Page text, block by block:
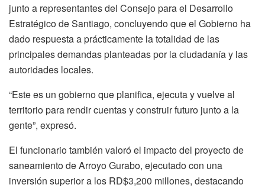
junto a representantes del Consejo para el Desarrollo
Estratégico de Santiago, concluyendo que el Gobierno ha
dado respuesta a prácticamente la totalidad de las
principales demandas planteadas por la ciudadanía y las
autoridades locales.
“Este es un gobierno que planifica, ejecuta y vuelve al
territorio para rendir cuentas y construir futuro junto a la
gente”, expresó.
El funcionario también valoró el impacto del proyecto de
saneamiento de Arroyo Gurabo, ejecutado con una
inversión superior a los RD$3,200 millones, destacando